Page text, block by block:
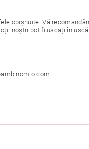
obișnuite. Vă
noștri pot fi uscați în